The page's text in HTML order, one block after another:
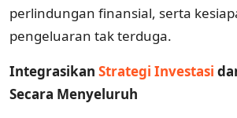
perlindungan finansial, serta
pengeluaran tak terduga.
Integrasikan Strategi Investasi
Secara Menyeluruh